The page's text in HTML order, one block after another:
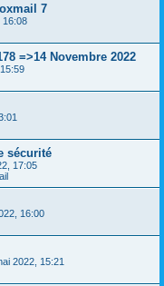
7
16:08
=>14 Novembre 2022
sécurité
17:05
16:00
2022, 15:21